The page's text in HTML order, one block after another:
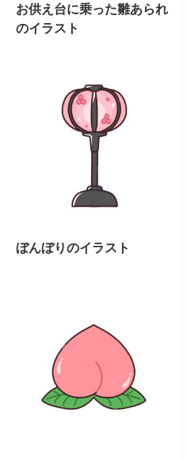
お供え台に乗った雛あられ
のイラスト
ぼんぼりのイラスト